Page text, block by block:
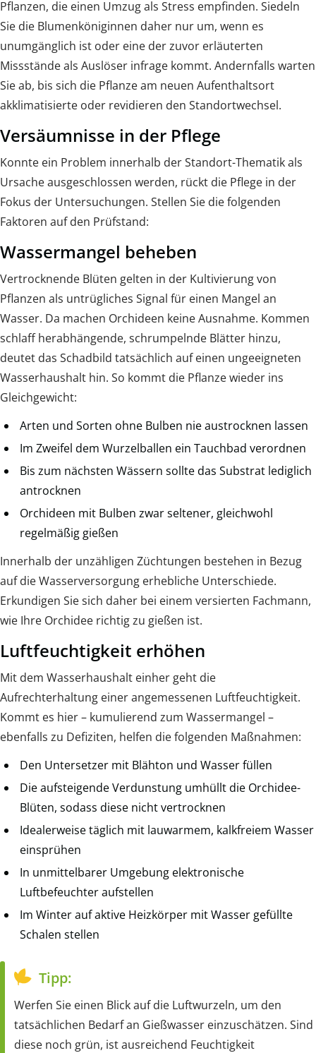
Pflanzen, die einen Umzug als Stress empfinden. Siedeln
Sie die Blumenköniginnen daher nur um, wenn es
unumgänglich ist oder eine der zuvor erläuterten
Missstände als Auslöser infrage kommt. Andernfalls warten
Sie ab, bis sich die Pflanze am neuen Aufenthaltsort
akklimatisierte oder revidieren den Standortwechsel.
Versäumnisse in der Pflege
Konnte ein Problem innerhalb der Standort-Thematik als
Ursache ausgeschlossen werden, rückt die Pflege in der
Fokus der Untersuchungen. Stellen Sie die folgenden
Faktoren auf den Prüfstand:
Wassermangel beheben
Vertrocknende Blüten gelten in der Kultivierung von
Pflanzen als untrügliches Signal für einen Mangel an
Wasser. Da machen Orchideen keine Ausnahme. Kommen
schlaff herabhängende, schrumpelnde Blätter hinzu,
deutet das Schadbild tatsächlich auf einen ungeeigneten
Wasserhaushalt hin. So kommt die Pflanze wieder ins
Gleichgewicht:
Arten und Sorten ohne Bulben nie austrocknen lassen
Im Zweifel dem Wurzelballen ein Tauchbad verordnen
Bis zum nächsten Wässern sollte das Substrat lediglich
antrocknen
Orchideen mit Bulben zwar seltener, gleichwohl
regelmäßig gießen
Innerhalb der unzähligen Züchtungen bestehen in Bezug
auf die Wasserversorgung erhebliche Unterschiede.
Erkundigen Sie sich daher bei einem versierten Fachmann,
wie Ihre Orchidee richtig zu gießen ist.
Luftfeuchtigkeit erhöhen
Mit dem Wasserhaushalt einher geht die
Aufrechterhaltung einer angemessenen Luftfeuchtigkeit.
Kommt es hier – kumulierend zum Wassermangel –
ebenfalls zu Defiziten, helfen die folgenden Maßnahmen:
Den Untersetzer mit Blähton und Wasser füllen
Die aufsteigende Verdunstung umhüllt die Orchidee-
Blüten, sodass diese nicht vertrocknen
Idealerweise täglich mit lauwarmem, kalkfreiem Wasser
einsprühen
In unmittelbarer Umgebung elektronische
Luftbefeuchter aufstellen
Im Winter auf aktive Heizkörper mit Wasser gefüllte
Schalen stellen
Tipp:
Werfen Sie einen Blick auf die Luftwurzeln, um den
tatsächlichen Bedarf an Gießwasser einzuschätzen. Sind
diese noch grün, ist ausreichend Feuchtigkeit